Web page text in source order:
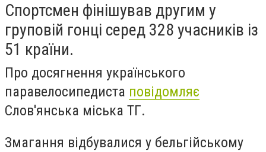
Спортсмен фінішував другим у
груповій гонці серед 328 учасників із
51 країни.
Про досягнення українського
паравелосипедиста повідомляє
Слов'янська міська ТГ.
Змагання відбувалися у бельгійському